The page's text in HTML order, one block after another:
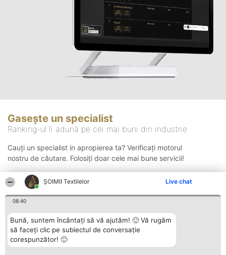
ȘOIMII Textilelor Live chat
08:40
Bună, suntem încântați să vă ajutăm! 🙂 Vă rugăm
să faceți clic pe subiectul de conversație
corespunzător! 🙂
Gasește un specialist
Ranking-ul îi adună pe cei mai buni din industrie
Cauți un specialist in apropierea ta? Verificați motorul
nostru de căutare. Folosiți doar cele mai bune servicii!